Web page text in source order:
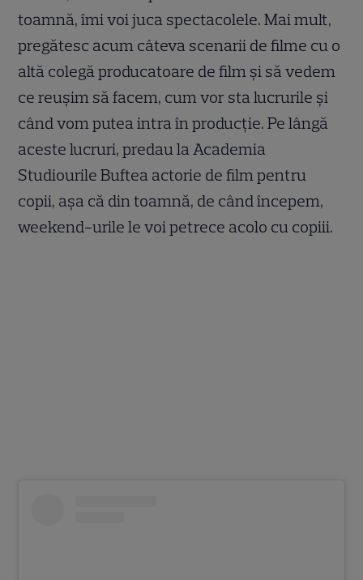
toamnă, îmi voi juca spectacolele. Mai mult,
pregătesc acum câteva scenarii de filme cu o
altă colegă producatoare de film și să vedem
ce reușim să facem, cum vor sta lucrurile și
când vom putea intra în producție. Pe lângă
aceste lucruri, predau la Academia
Studiourile Buftea actorie de film pentru
copii, așa că din toamnă, de când începem,
weekend-urile le voi petrece acolo cu copiii.